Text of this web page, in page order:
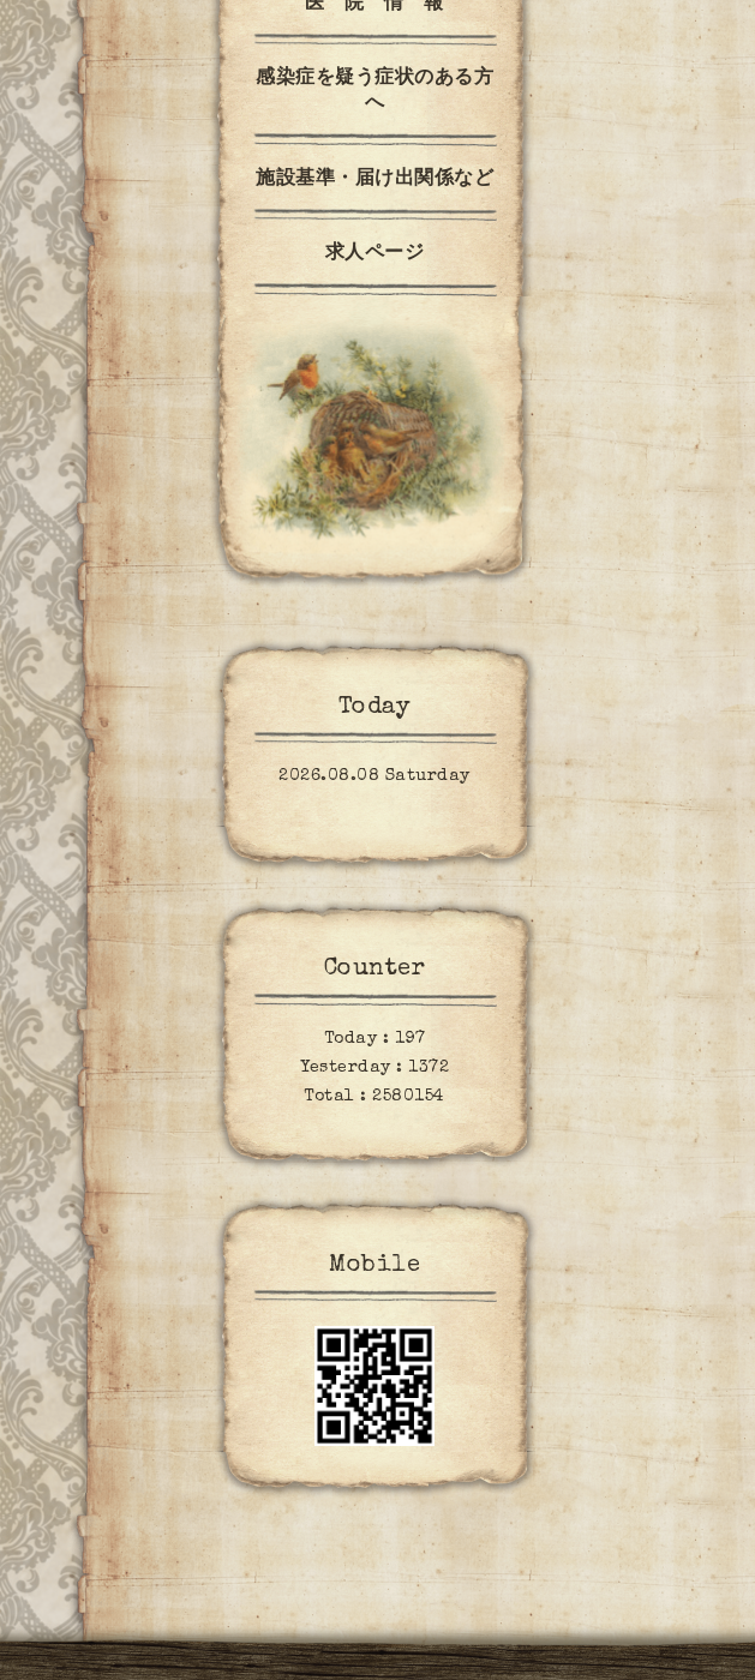
医 院 情 報
感染症を疑う症状のある方
へ
施設基準・届け出関係など
求人ページ
Today
2026.08.08 Saturday
Counter
Today : 197
Yesterday : 1372
Total :2580154
Mobile